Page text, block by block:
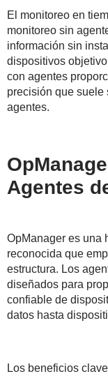
El monitoreo en
monitoreo sin
información sin
dispositivos
con agentes
precisión que suele
agentes.
Agentes
OpManager es una
reconocida que
estructura. Los
diseñados para
confiable de
datos hasta
Los beneficios